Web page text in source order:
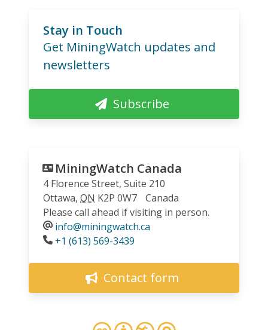
Stay in Touch
Get MiningWatch updates and
newsletters
Subscribe
MiningWatch Canada
4 Florence Street, Suite 210
Ottawa, ON K2P 0W7
Canada
Please call ahead if visiting in person.
info@miningwatch.ca
Phone
+1 (613) 569-3439
Contact form